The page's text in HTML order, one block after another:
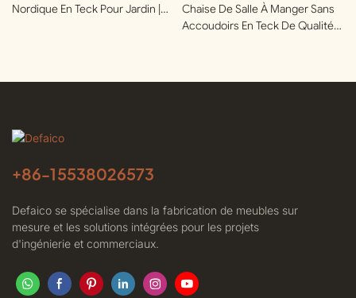
Nordique En Teck Pour Jardin |
Chaise De Salle À Manger Sans
Accoudoirs En Teck De Qualité
+86-15538026573
Defaico se spécialise dans la fabrication de meubles sur
mesure et les solutions intégrées pour les projets
d'ingénierie et commerciaux.